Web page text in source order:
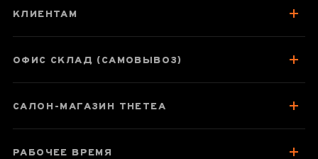
Паспорт товара
КЛИЕНТАМ
ОФИС СКЛАД (САМОВЫВОЗ)
САЛОН-МАГАЗИН THETEA
РАБОЧЕЕ ВРЕМЯ